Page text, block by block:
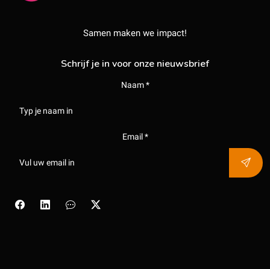
Samen maken we impact!
Schrijf je in voor onze nieuwsbrief
Naam *
Email *